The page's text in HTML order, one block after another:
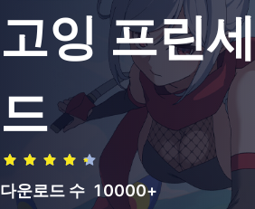
고잉 프린
드
다운로드 수 10000+